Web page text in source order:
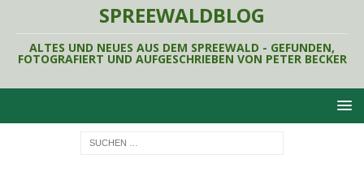
SPREEWALDBLOG
ALTES UND NEUES AUS DEM SPREEWALD - GEFUNDEN,
FOTOGRAFIERT UND AUFGESCHRIEBEN VON PETER BECKER